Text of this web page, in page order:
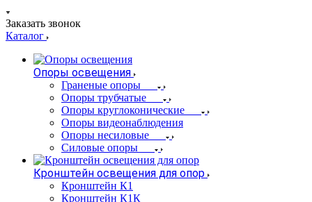
Заказать звонок
Каталог
Опоры освещения
Граненые опоры
Опоры трубчатые
Опоры круглоконические
Опоры видеонаблюдения
Опоры несиловые
Силовые опоры
Кронштейн освещения для опор
Кронштейн К1
Кронштейн К1К